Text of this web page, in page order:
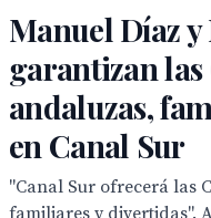
Manuel Díaz
garantizan las
andaluzas,
en Canal Sur
"Canal Sur ofrecerá las
familiares y divertidas".